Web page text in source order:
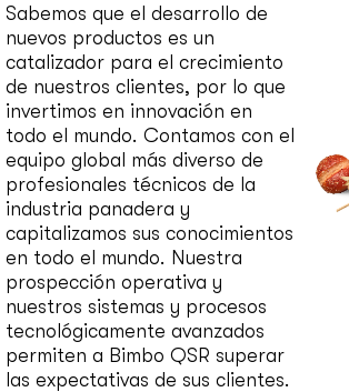
Sabemos que el desarrollo de
nuevos productos es un
catalizador para el crecimiento
de nuestros clientes, por lo que
invertimos en innovación en
todo el mundo. Contamos con el
equipo global más diverso de
profesionales técnicos de la
industria panadera y
capitalizamos sus conocimientos
en todo el mundo. Nuestra
prospección operativa y
nuestros sistemas y procesos
tecnológicamente avanzados
permiten a Bimbo QSR superar
las expectativas de sus clientes.